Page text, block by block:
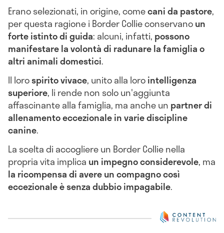
Erano selezionati, in origine, comecani da pastore,
per questa ragione i Border Collie conservanoun
forte istinto di guida: alcuni, infatti, possono
manifestare la volontà di radunare la famiglia o
altri animali domestici.
Il lorospirito vivace, unito alla lorointelligenza
superiore, li rende non solo un'aggiunta
affascinante alla famiglia, ma anche un partner di
allenamento eccezionale in varie discipline
canine.
La scelta di accogliere un Border Collie nella
propria vita implica un impegno considerevole, ma
la ricompensa di avere un compagno così
eccezionale è senza dubbio impagabile.